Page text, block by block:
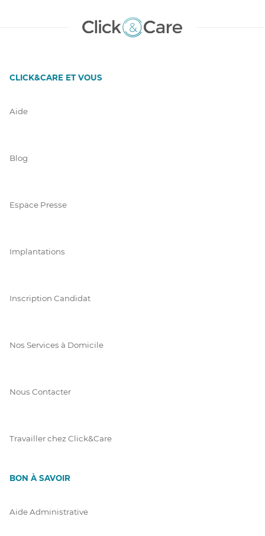
CLICK&CARE ET VOUS
Aide
Blog
Espace Presse
Implantations
Inscription Candidat
Nos Services à Domicile
Nous Contacter
Travailler chez Click&Care
BON À SAVOIR
Aide Administrative